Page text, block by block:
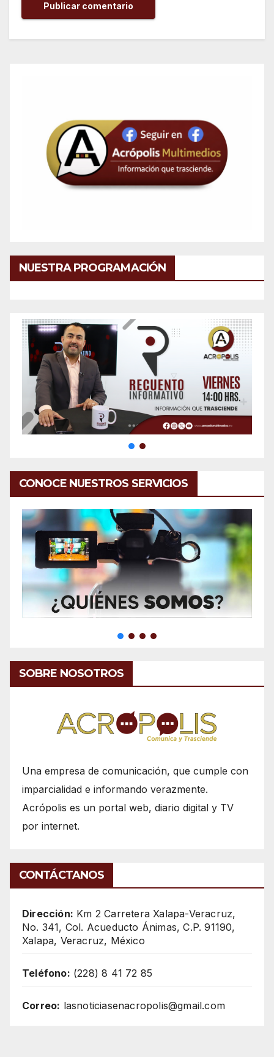
NUESTRA PROGRAMACIÓN
CONOCE NUESTROS SERVICIOS
SOBRE NOSOTROS
Una empresa de comunicación, que cumple con
imparcialidad e informando verazmente.
Acrópolis es un portal web, diario digital y TV
por internet.
CONTÁCTANOS
Dirección: Km 2 Carretera Xalapa-Veracruz,
No. 341, Col. Acueducto Ánimas, C.P. 91190,
Xalapa, Veracruz, México
Teléfono: (228) 8 41 72 85
Correo: lasnoticiasenacropolis@gmail.com